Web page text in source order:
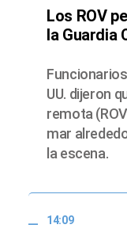
Los ROV
la Guardia
UU. dijeron
remota
mar
la escena.
14:09